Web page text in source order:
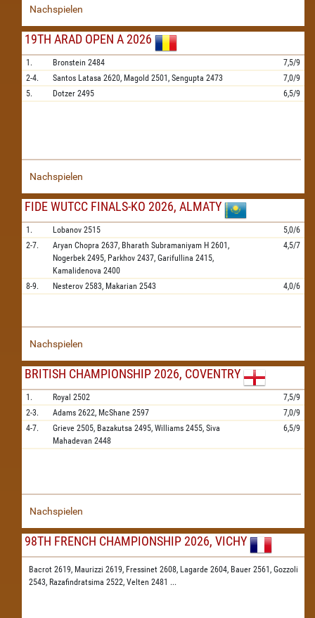
Nachspielen
19TH ARAD OPEN A 2026
1. Bronstein 2484
7,5/9
2-4.
Santos Latasa 2620, Magold 2501, Sengupta 2473
7,0/9
5.
Dotzer 2495 6,5/9
Nachspielen
FIDE WUTCC FINALS-KO 2026, ALMATY
1. Lobanov 2515
5,0/6
2-7.
Aryan Chopra 2637, Bharath Subramaniyam H 2601,
Nogerbek 2495, Parkhov 2437, Garifullina 2415,
Kamalidenova 2400
4,5/7
8-9. Nesterov 2583, Makarian 2543 4,0/6
Nachspielen
BRITISH CHAMPIONSHIP 2026, COVENTRY
1. Royal 2502
7,5/9
2-3.
Adams 2622, McShane 2597
7,0/9
4-7.
Grieve 2505, Bazakutsa 2495, Williams 2455, Siva
Mahadevan 2448
6,5/9
Nachspielen
98TH FRENCH CHAMPIONSHIP 2026, VICHY
Bacrot 2619, Maurizzi 2619, Fressinet 2608, Lagarde 2604, Bauer 2561, Gozzoli
2543, Razafindratsima 2522, Velten 2481 ...